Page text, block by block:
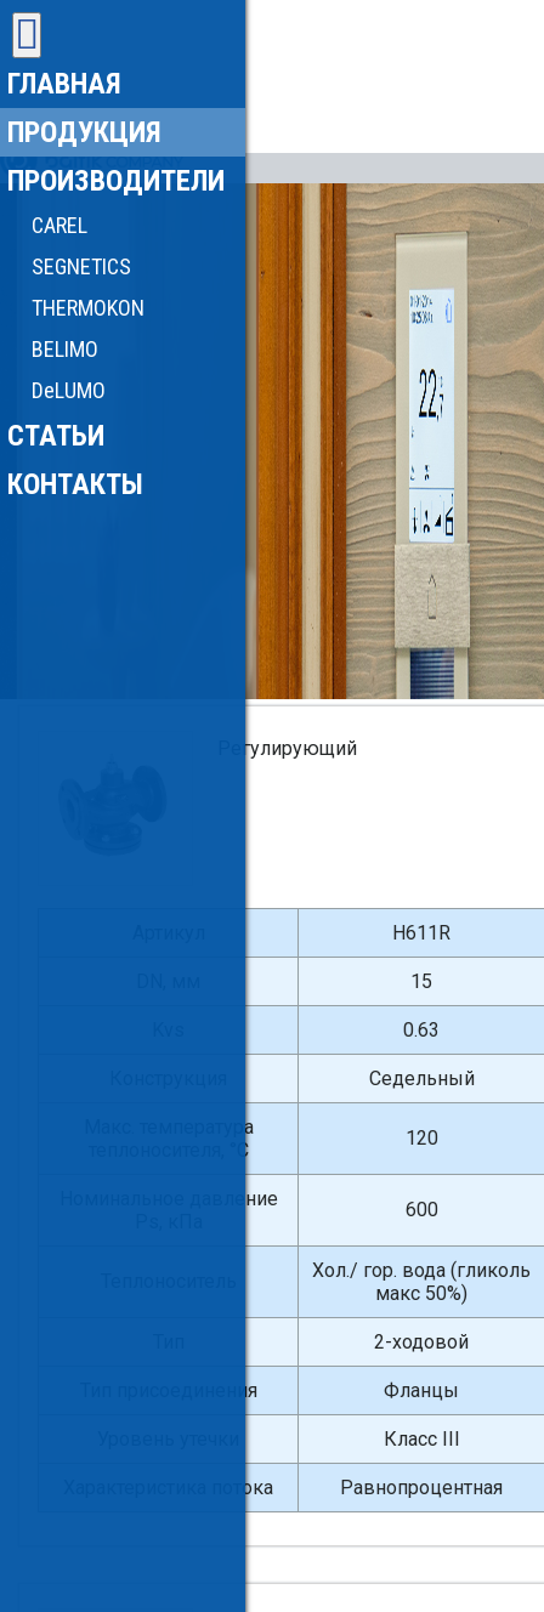
ГЛАВНАЯ
ПРОДУКЦИЯ
ПРОИЗВОДИТЕЛИ
CAREL
SEGNETICS
THERMOKON
BELIMO
DeLUMO
СТАТЬИ
КОНТАКТЫ
Регулирующий
H611R
15
0.63
Седельный
Макс. температура
теплоносителя, °С
120
Номинальное давление
600
Хол./ гор. вода (гликоль
макс 50%)
2-ходовой
Тип присоединения Фланцы
Класс III
Характеристика потока Равнопроцентная